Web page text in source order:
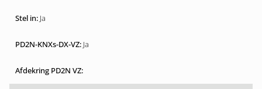
Ja
Ja